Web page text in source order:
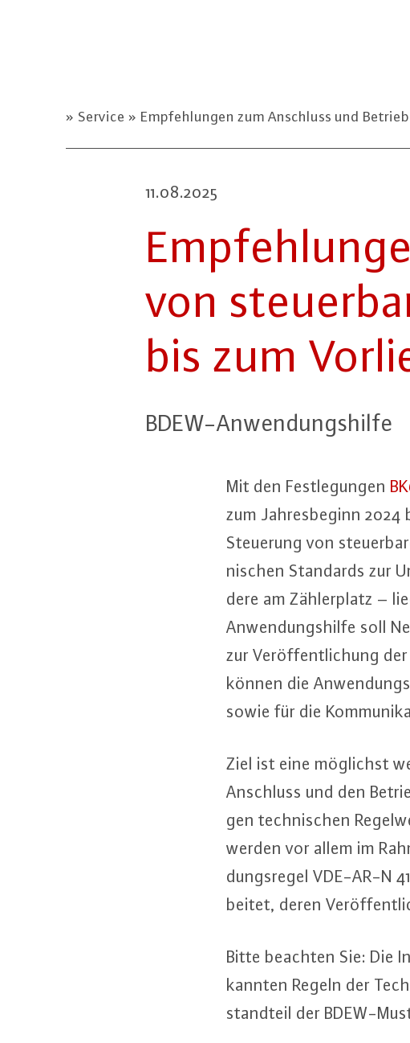
Service Empfehlungen zum Anschluss und
11.08.2025
von
bis zum
BDEW-An­wen­dungs­hil­fe
Mit den Fest­le­gun­gen
zum Jah­res­be­ginn
Steuerung von
ni­schen Standards zur
de­re am Zäh­ler­platz –
An­wen­dungs­hil­fe soll
zur Ver­öf­fent­li­chung
können die
sowie für die
Ziel ist eine möglichst
Anschluss und den
gen tech­ni­schen
werden vor allem im
dungs­re­gel VDE-AR-N
bei­tet, deren
Bitte beachten Sie: Die
kann­ten Regeln der
stand­teil der BDEW-